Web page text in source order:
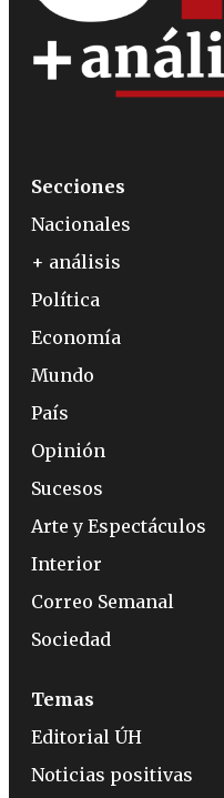
Secciones
Nacionales
+ análisis
Política
Economía
Mundo
País
Opinión
Sucesos
Arte y Espectáculos
Interior
Correo Semanal
Sociedad
Temas
Editorial ÚH
Noticias positivas